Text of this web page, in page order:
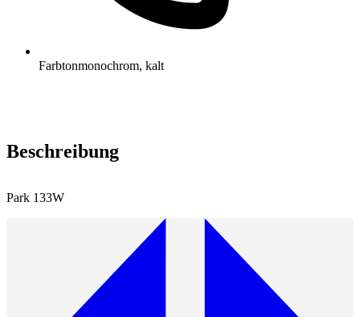
Farbtonmonochrom, kalt
Beschreibung
Park 133W